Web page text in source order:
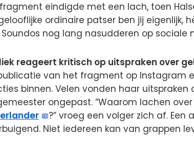
eindigde met een lach, toen
ordinaire patser ben jij eigenlijk,
nog lang nasudderen op sociale
reageert kritisch op uitspraken over
van het fragment op Instagram
binnen. Velen vonden haar uitspraken
ongepast. “Waarom lachen
?” vroeg een volger zich af. Een
Niet iedereen kan van grappen